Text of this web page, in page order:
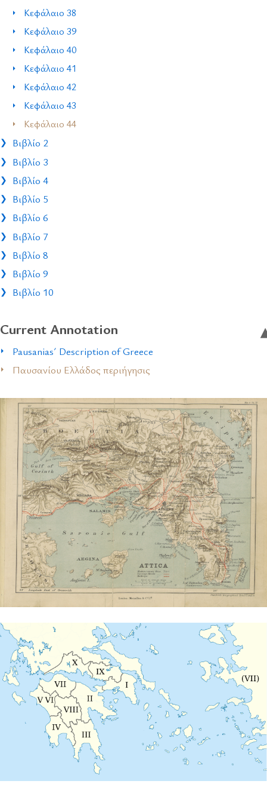
Κεφάλαιο 38
Κεφάλαιο 39
Κεφάλαιο 40
Κεφάλαιο 41
Κεφάλαιο 42
Κεφάλαιο 43
Κεφάλαιο 44
Βιβλίο 2
Βιβλίο 3
Βιβλίο 4
Βιβλίο 5
Βιβλίο 6
Βιβλίο 7
Βιβλίο 8
Βιβλίο 9
Βιβλίο 10
Current Annotation
Pausanias´ Description of Greece
Παυσανίου Ελλάδος περιήγησις